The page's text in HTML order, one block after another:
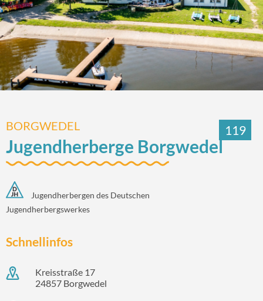
119
BORGWEDEL
Jugendherberge Borgwedel
Jugendherbergen des Deutschen
Jugendherbergswerkes
Schnellinfos
Kreisstraße 17
24857 Borgwedel